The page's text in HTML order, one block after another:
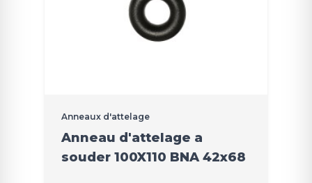
Anneaux d'attelage
Anneau d'attelage a
souder 100X110 BNA 42x68